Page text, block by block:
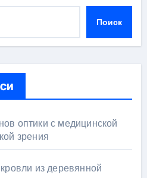
Поиск
оптики с медицинской
зрения
из деревянной